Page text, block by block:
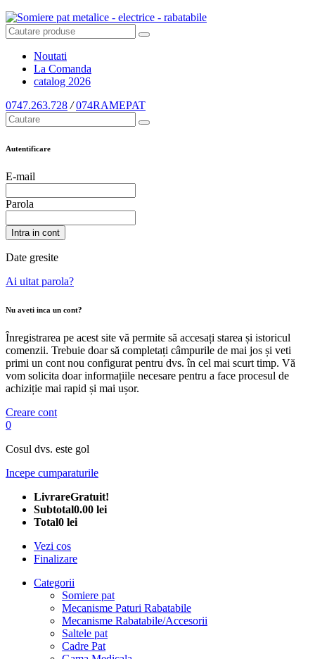
Noutati
La Comanda
catalog 2026
0747.263.728 / 074RAMEPAT
Autentificare
E-mail
Parola
Intra in cont
Date gresite
Ai uitat parola?
Nu aveti inca un cont?
Înregistrarea pe acest site vă permite să accesați starea și istoricul
comenzii. Trebuie doar să completați câmpurile de mai jos și veti
primi un cont nou configurat pentru dvs. în cel mai scurt timp. Vă
vom solicita doar informațiile necesare pentru a face procesul de
achiziție mai rapid și mai ușor.
Creare cont
0
Cosul dvs. este gol
Incepe cumparaturile
LivrareGratuit!
Subtotal0.00 lei
Total0 lei
Vezi cos
Finalizare
Categorii
Somiere pat
Mecanisme Paturi Rabatabile
Mecanisme Rabatabile/Accesorii
Saltele pat
Cadre Pat